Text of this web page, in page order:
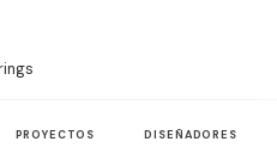
PROYECTOS DISEÑADORES